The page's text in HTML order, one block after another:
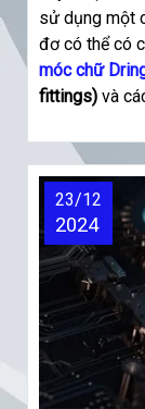
sử dụng một
đơ có thể có
móc chữ
fittings) và
23/12
2024